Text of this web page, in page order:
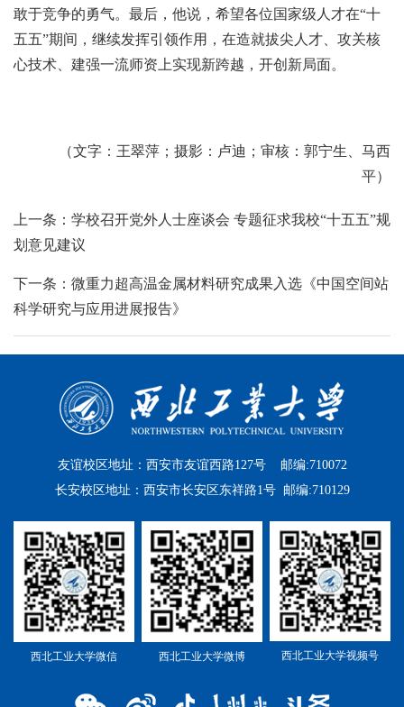
敢于竞争的勇气。最后，他说，希望各位国家级人才在“十
五五”期间，继续发挥引领作用，在造就拔尖人才、攻关核
心技术、建强一流师资上实现新跨越，开创新局面。
（文字：王翠萍；摄影：卢迪；审核：郭宁生、马西
平）
上一条：学校召开党外人士座谈会 专题征求我校“十五五”规
划意见建议
下一条：微重力超高温金属材料研究成果入选《中国空间站
科学研究与应用进展报告》
友谊校区地址：西安市友谊西路127号 邮编:710072
长安校区地址：西安市长安区东祥路1号 邮编:710129
西北工业大学微信 西北工业大学微博 西北工业大学视频号